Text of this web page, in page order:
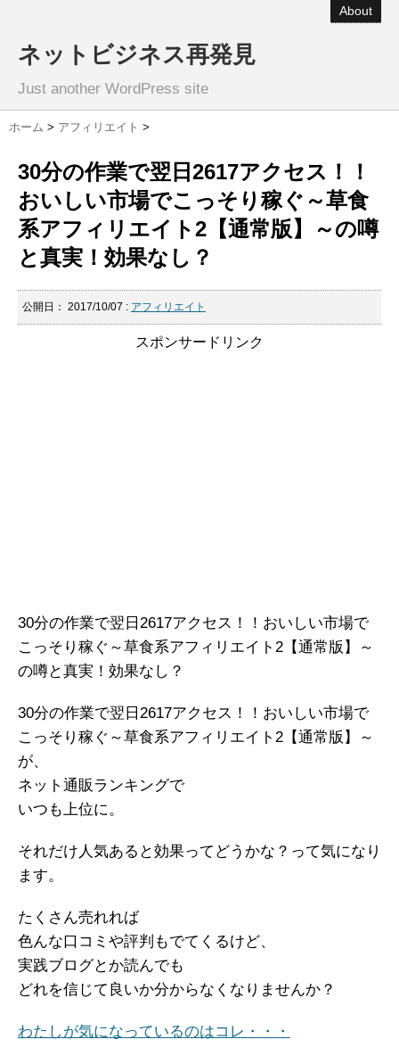
About
ネットビジネス再発見
Just another WordPress site
ホーム > アフィリエイト >
30分の作業で翌日2617アクセス！！
おいしい市場でこっそり稼ぐ～草食
系アフィリエイト2【通常版】～の噂
と真実！効果なし？
公開日： 2017/10/07 : アフィリエイト
スポンサードリンク
30分の作業で翌日2617アクセス！！おいしい市場で
こっそり稼ぐ～草食系アフィリエイト2【通常版】～
の噂と真実！効果なし？
30分の作業で翌日2617アクセス！！おいしい市場で
こっそり稼ぐ～草食系アフィリエイト2【通常版】～
が、
ネット通販ランキングで
いつも上位に。
それだけ人気あると効果ってどうかな？って気になり
ます。
たくさん売れれば
色んな口コミや評判もでてくるけど、
実践ブログとか読んでも
どれを信じて良いか分からなくなりませんか？
わたしが気になっているのはコレ・・・